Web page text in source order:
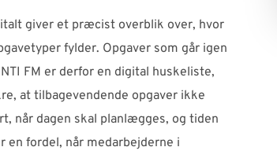
giver et præcist overblik over, hvor
fylder. Opgaver som går igen
FM er derfor en digital huskeliste,
at tilbagevendende opgaver ikke
når dagen skal planlægges, og tiden
en fordel, når medarbejderne i